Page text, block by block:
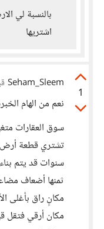
بالنسبة لي
اشتريها
1
Seham_Sleem
نعم من الهام
سوق العقارات
تشتري قطعة
سنوات قد يتم
ثمنها أضعاف
مكانٍ راق بأغلى
مكان أرقي فتقل